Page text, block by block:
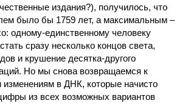
издания?), получилось, что
было бы 1759 лет, а максимальным –
одному-единственному человеку
сразу несколько концов света,
и крушение десятка-другого
Но мы снова возвращаемся к
изменениям в ДНК, которые начисто
из всех возможных вариантов